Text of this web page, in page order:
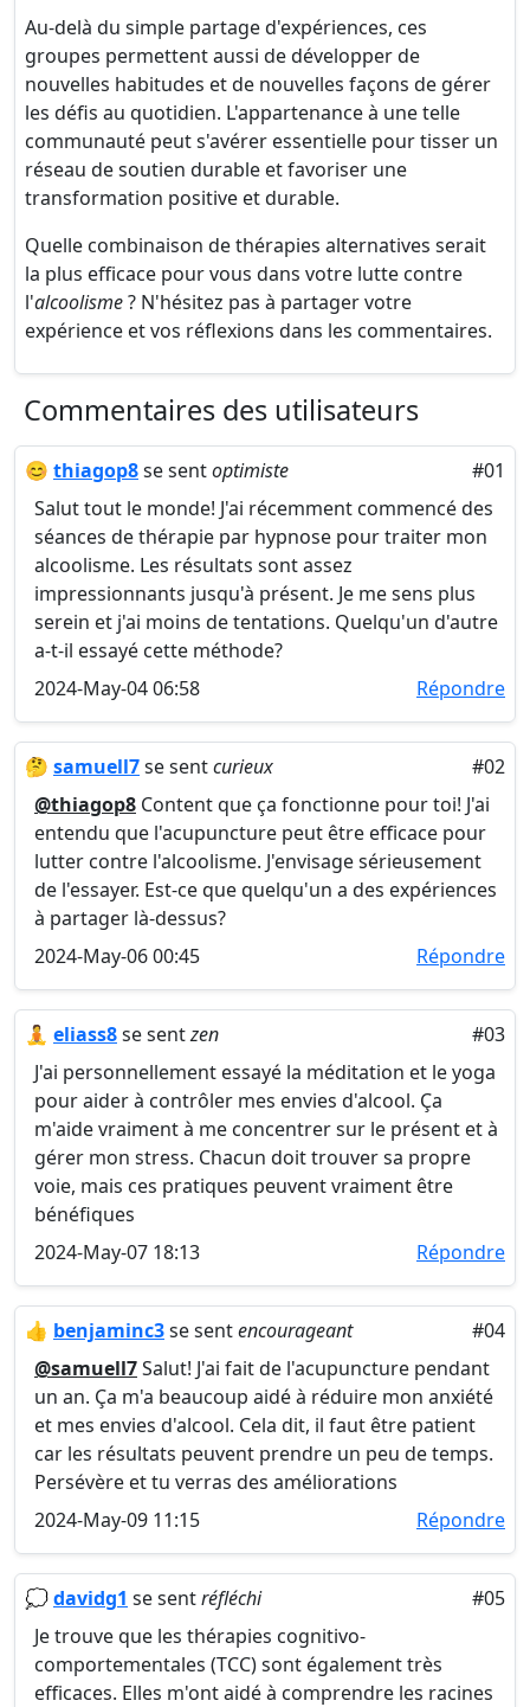
Au-delà du simple partage d'expériences, ces
groupes permettent aussi de développer de
nouvelles habitudes et de nouvelles façons de gérer
les défis au quotidien. L'appartenance à une telle
communauté peut s'avérer essentielle pour tisser un
réseau de soutien durable et favoriser une
transformation positive et durable.
Quelle combinaison de thérapies alternatives serait
la plus efficace pour vous dans votre lutte contre
l'alcoolisme? N'hésitez pas à partager votre
expérience et vos réflexions dans les commentaires.
Commentaires des utilisateurs
😊 thiagop8se sentoptimiste
#01
Salut tout le monde! J'ai récemment commencé des
séances de thérapie par hypnose pour traiter mon
alcoolisme. Les résultats sont assez
impressionnants jusqu'à présent. Je me sens plus
serein et j'ai moins de tentations. Quelqu'un d'autre
a-t-il essayé cette méthode?
2024-May-04 06:58
Répondre
🤔 samuell7se sentcurieux
#02
@thiagop8 Content que ça fonctionne pour toi! J'ai
entendu que l'acupuncture peut être efficace pour
lutter contre l'alcoolisme. J'envisage sérieusement
de l'essayer. Est-ce que quelqu'un a des expériences
à partager là-dessus?
2024-May-06 00:45
Répondre
🧘 eliass8se sentzen
#03
J'ai personnellement essayé la méditation et le yoga
pour aider à contrôler mes envies d'alcool. Ça
m'aide vraiment à me concentrer sur le présent et à
gérer mon stress. Chacun doit trouver sa propre
voie, mais ces pratiques peuvent vraiment être
bénéfiques
2024-May-07 18:13
Répondre
👍 benjaminc3se sentencourageant
#04
@samuell7Salut! J'ai fait de l'acupuncture pendant
un an. Ça m'a beaucoup aidé à réduire mon anxiété
et mes envies d'alcool. Cela dit, il faut être patient
car les résultats peuvent prendre un peu de temps.
Persévère et tu verras des améliorations
2024-May-09 11:15
Répondre
💭davidg1 se sentréfléchi
#05
Je trouve que les thérapies cognitivo-
comportementales (TCC) sont également très
efficaces. Elles m'ont aidé à comprendre les racines